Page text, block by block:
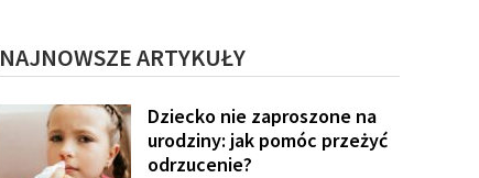
NAJNOWSZE ARTYKUŁY
Dziecko nie zaproszone na
urodziny: jak pomóc przeżyć
odrzucenie?